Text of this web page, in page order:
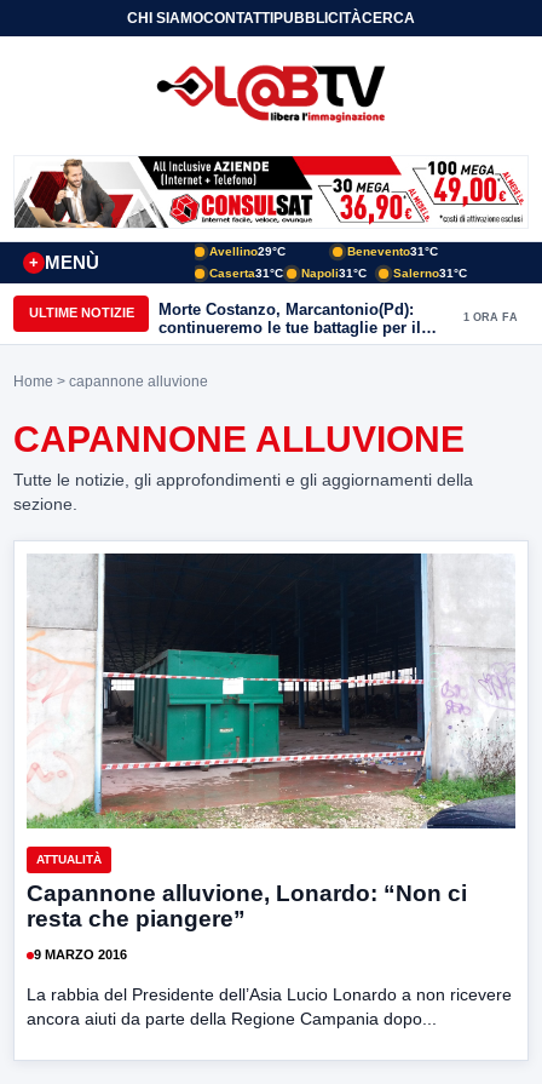
CHI SIAMOCONTATTIPUBBLICITÀCERCA
MENÙ
+
Avellino29°C Benevento31°C
Caserta31°C Napoli31°C Salerno31°C
ULTIME NOTIZIE
Morte Costanzo, Marcantonio(Pd):
continueremo le tue battaglie per il
Sannio
1 ORA FA
Home > capannone alluvione
CAPANNONE ALLUVIONE
Tutte le notizie, gli approfondimenti e gli aggiornamenti della
sezione.
ATTUALITÀ
Capannone alluvione, Lonardo: “Non ci
resta che piangere”
9 MARZO 2016
La rabbia del Presidente dell’Asia Lucio Lonardo a non ricevere
ancora aiuti da parte della Regione Campania dopo...